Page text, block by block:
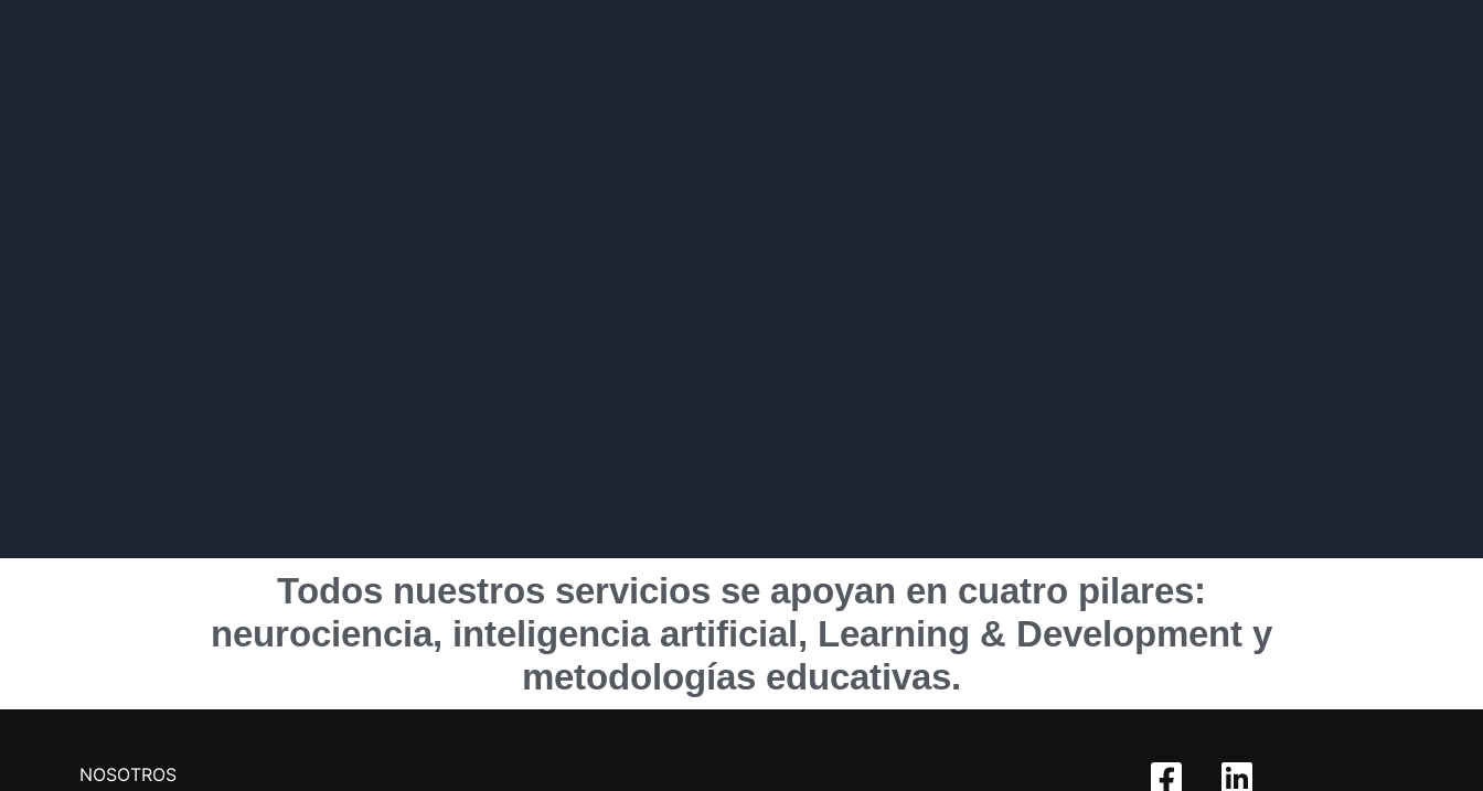
Todos nuestros servicios se apoyan en cuatro pilares:
neurociencia, inteligencia artificial, Learning & Development y
metodologías educativas.
NOSOTROS